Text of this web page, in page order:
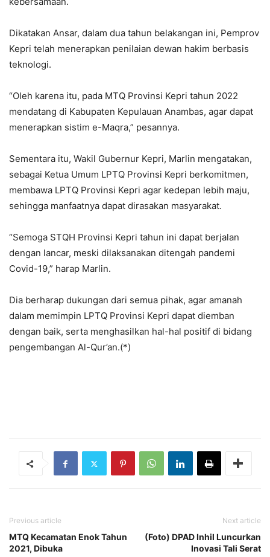
Dikatakan Ansar, dalam dua tahun belakangan ini, Pemprov
Kepri telah menerapkan penilaian dewan hakim berbasis
teknologi.
“Oleh karena itu, pada MTQ Provinsi Kepri tahun 2022
mendatang di Kabupaten Kepulauan Anambas, agar dapat
menerapkan sistim e-Maqra,” pesannya.
Sementara itu, Wakil Gubernur Kepri, Marlin mengatakan,
sebagai Ketua Umum LPTQ Provinsi Kepri berkomitmen,
membawa LPTQ Provinsi Kepri agar kedepan lebih maju,
sehingga manfaatnya dapat dirasakan masyarakat.
“Semoga STQH Provinsi Kepri tahun ini dapat berjalan
dengan lancar, meski dilaksanakan ditengah pandemi
Covid-19,” harap Marlin.
Dia berharap dukungan dari semua pihak, agar amanah
dalam memimpin LPTQ Provinsi Kepri dapat diemban
dengan baik, serta menghasilkan hal-hal positif di bidang
pengembangan Al-Qur’an.(*)
Previous article
MTQ Kecamatan Enok Tahun
2021, Dibuka
Next article
(Foto) DPAD Inhil Luncurkan
Inovasi Tali Serat